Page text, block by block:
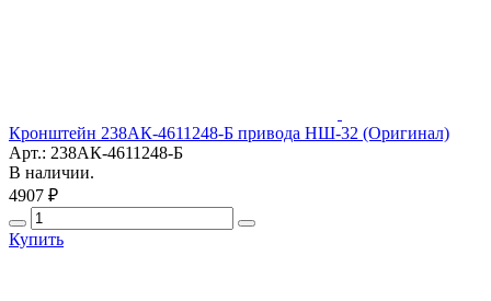
Кронштейн 238АК-4611248-Б привода НШ-32 (Оригинал)
Арт.: 238АК-4611248-Б
В наличии.
4907 ₽
Купить